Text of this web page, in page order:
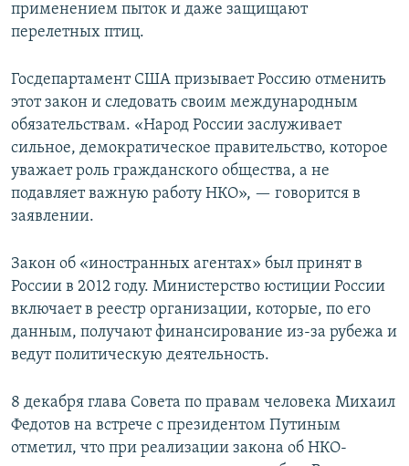
применением пыток и даже защищают
перелетных птиц.
Госдепартамент США призывает Россию отменить
этот закон и следовать своим международным
обязательствам. «Народ России заслуживает
сильное, демократическое правительство, которое
уважает роль гражданского общества, а не
подавляет важную работу НКО», — говорится в
заявлении.
Закон об «иностранных агентах» был принят в
России в 2012 году. Министерство юстиции России
включает в реестр организации, которые, по его
данным, получают финансирование из-за рубежа и
ведут политическую деятельность.
8 декабря глава Совета по правам человека Михаил
Федотов на встрече с президентом Путиным
отметил, что при реализации закона об НКО-